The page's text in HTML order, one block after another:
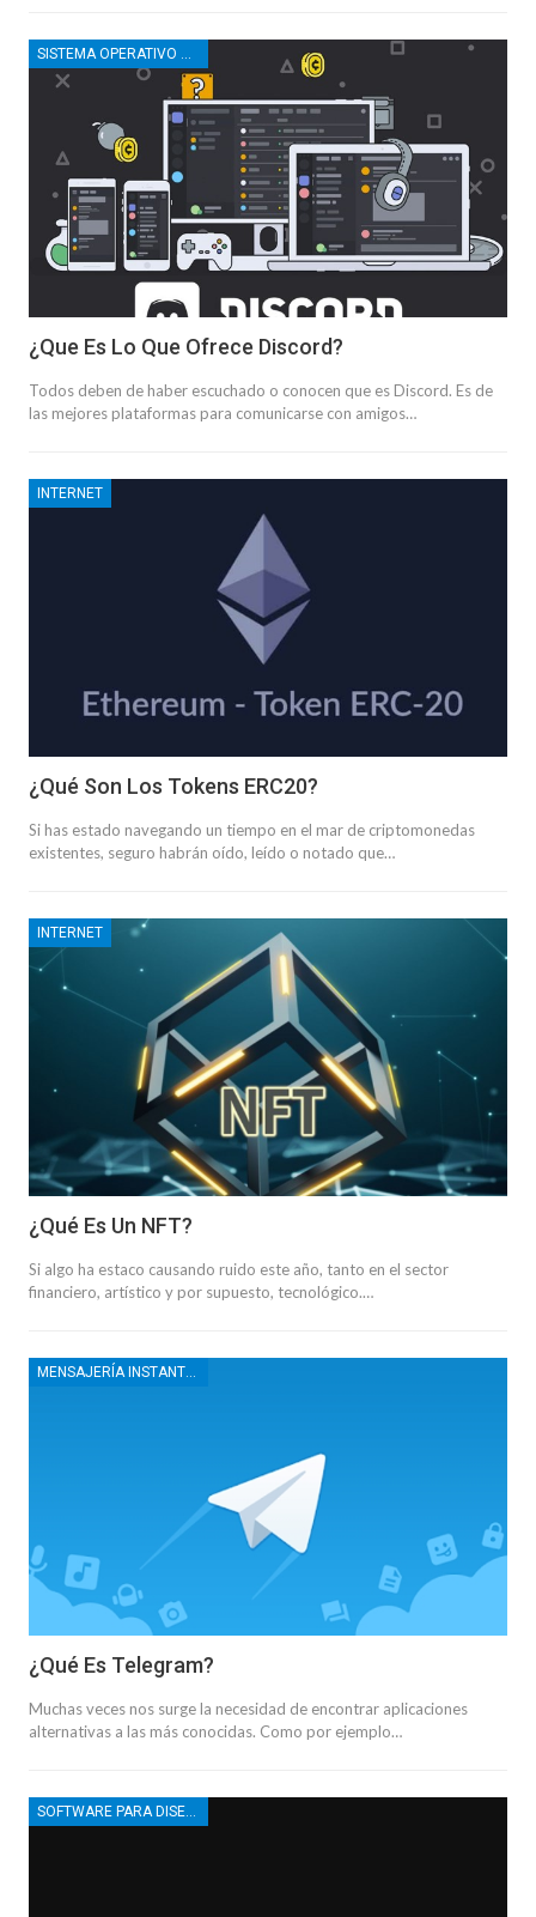
¿Que Es Lo Que Ofrece Discord?
Todos deben de haber escuchado o conocen que es Discord. Es de
las mejores plataformas para comunicarse con amigos…
INTERNET
¿Qué Son Los Tokens ERC20?
Si has estado navegando un tiempo en el mar de criptomonedas
existentes, seguro habrán oído, leído o notado que…
INTERNET
¿Qué Es Un NFT?
Si algo ha estaco causando ruido este año, tanto en el sector
financiero, artístico y por supuesto, tecnológico.…
¿Qué Es Telegram?
Muchas veces nos surge la necesidad de encontrar aplicaciones
alternativas a las más conocidas. Como por ejemplo…